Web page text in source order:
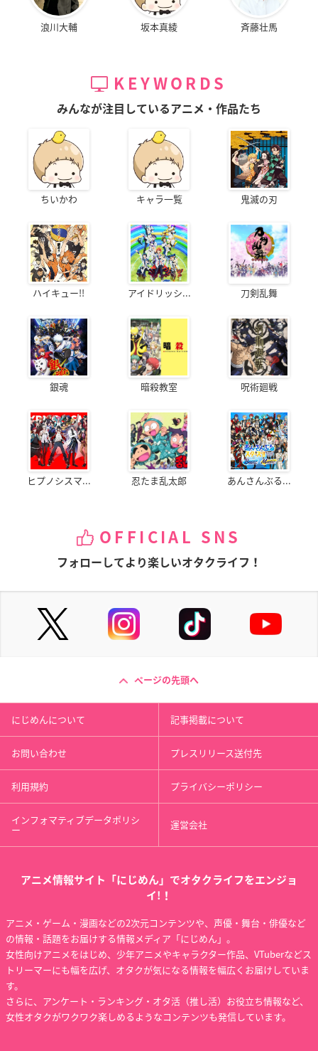
浪川大輔 坂本真綾 斉藤壮馬
KEYWORDS
みんなが注目しているアニメ・作品たち
ちいかわ キャラ一覧 鬼滅の刃
ハイキュー!! アイドリッシ... 刀剣乱舞
銀魂 暗殺教室 呪術廻戦
ヒプノシスマ... 忍たま乱太郎 あんさんぶる...
OFFICIAL SNS
フォローしてより楽しいオタクライフ！
ページの先頭へ
にじめんについて 記事掲載について
お問い合わせ プレスリリース送付先
利用規約 プライバシーポリシー
インフォマティブデータポリシ
ー 運営会社
アニメ情報サイト「にじめん」でオタクライフをエンジョ
イ!！
アニメ・ゲーム・漫画などの2次元コンテンツや、声優・舞台・俳優など
の情報・話題をお届けする情報メディア「にじめん」。
女性向けアニメをはじめ、少年アニメやキャラクター作品、VTuberなどス
トリーマーにも幅を広げ、オタクが気になる情報を幅広くお届けしていま
す。
さらに、アンケート・ランキング・オタ活（推し活）お役立ち情報など、
女性オタクがワクワク楽しめるようなコンテンツも発信しています。